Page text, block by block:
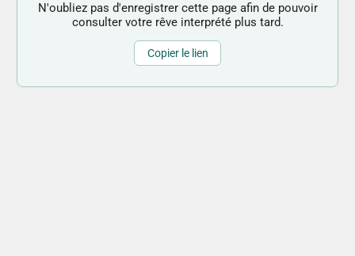
N'oubliez pas d'enregistrer cette page afin de pouvoir
consulter votre rêve interprété plus tard.
Copier le lien